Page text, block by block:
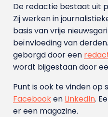
De redactie bestaat uit
Zij werken in
basis van vrije
beïnvloeding van
geborgd door een
wordt bijgestaan door
Punt is ook te vinden op
Facebooken LinkedIn.
er een magazine.